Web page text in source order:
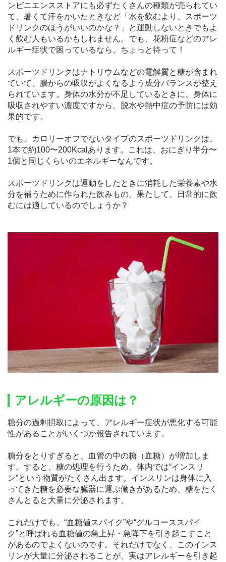
ンビニエンスストアにも必ずたくさんの種類が売られてい
て、暑くて汗をかいたときなど「水を飲むより、スポーツ
ドリンクのほうがいいのかな？」と運動しないときでもよ
く飲む人もいるかもしれません。でも、花粉症などのアレ
ルギー症状で困っているなら、ちょっと待って！
スポーツドリンクはナトリウムなどの電解質と糖が含まれ
ていて、腸からの吸収がよくなるよう成分バランスが整え
られています。身体の水分が不足しているときに、身体に
吸収されやすい濃度ですから、脱水や熱中症の予防には効
果的です。
でも、カロリーオフでないタイプのスポーツドリンクは、
1本で約100〜200Kcalあります。これは、おにぎり半分〜
1個と同じくらいのエネルギーなんです。
スポーツドリンクは運動をしたときに消耗した栄養素や水
分を補うために作られた飲みもの。果たして、日常的に飲
むには適しているのでしょうか？
アレルギーの原因は？
糖分の過剰摂取によって、アレルギー症状が悪化する可能
性があることがいくつか報告されています。
糖分をとりすぎると、血管の中の糖（血糖）が増加しま
す。すると、糖の処理を行うため、体内では“インスリ
ン”という物質がたくさん出ます。インスリンは身体に入
ってきた糖を必要な臓器に運ぶ働きがあるため、糖をたく
さんとると大量に分泌されます。
これだけでも、“血糖値スパイク”や“グルコーススパイ
ク”と呼ばれる血糖値の急上昇・急降下を引き起こすこと
があるのでよくないのです。それだけでなく、このインス
リンが大量に分泌されることが、実はアレルギーを引き起